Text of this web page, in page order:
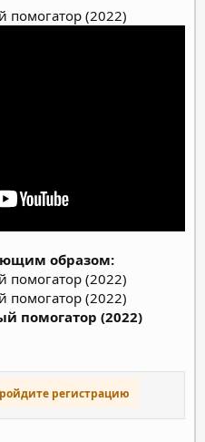
образом:
регистрацию